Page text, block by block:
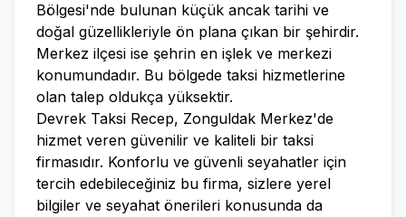
Bölgesi'nde bulunan küçük ancak tarihi ve
doğal güzellikleriyle ön plana çıkan bir şehirdir.
Merkez ilçesi ise şehrin en işlek ve merkezi
konumundadır. Bu bölgede taksi hizmetlerine
olan talep oldukça yüksektir.
Devrek Taksi Recep, Zonguldak Merkez'de
hizmet veren güvenilir ve kaliteli bir taksi
firmasıdır. Konforlu ve güvenli seyahatler için
tercih edebileceğiniz bu firma, sizlere yerel
bilgiler ve seyahat önerileri konusunda da